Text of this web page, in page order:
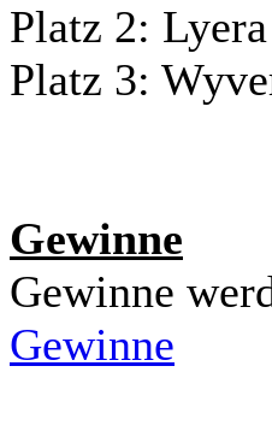
Platz 2: Lyera
Platz 3:
Gewinne
Gewinne
Gewinne